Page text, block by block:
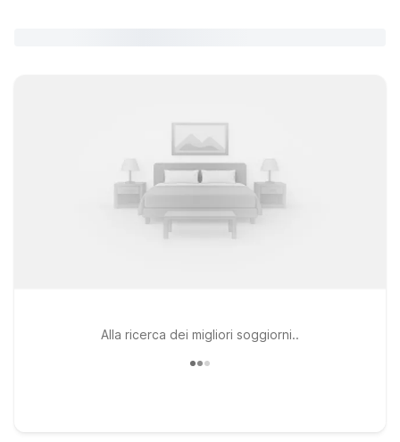
Alla ricerca dei migliori soggiorni..